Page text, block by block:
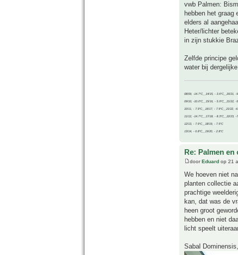
vwb Palmen:
hebben het graag
elders al
Heter/lichter
in zijn stukkie
Zelfde principe
water bij
08/09, -14.7°C__14/15, - 3.6°C__20/21, -
09/10, -10.0°C__15/16, - 5.9°C__21/22, -
10/11, - 7.9°C__16/17, - 7.9°C__21/22, -
11/12, -14.7°C__17/18, - 8.3°C__22/23, -
12/13, - 7.9°C__18/19, - 7.5°C
13/14, - 0.8°C__19/20, - 2.8°C
Re: Palmen
door Eduard op 21
We hoeven niet
planten collectie
prachtige
kan, dat was de
heen groot
hebben en niet
licht speelt
Sabal